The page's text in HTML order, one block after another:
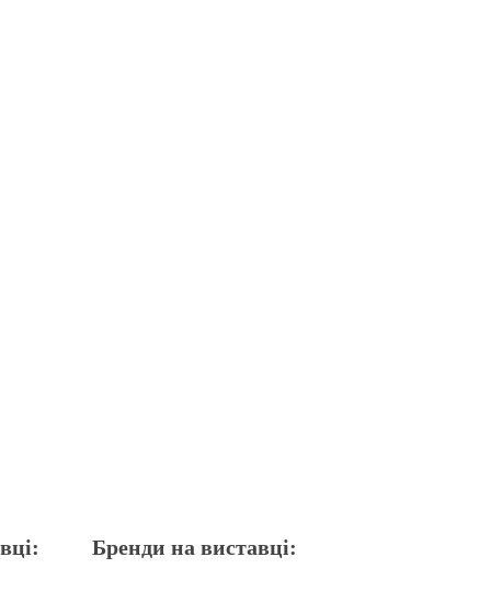
Бренди на виставці: